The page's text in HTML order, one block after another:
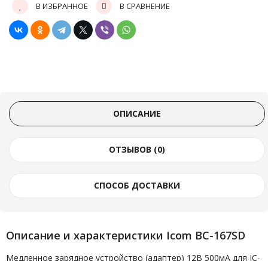
В ИЗБРАННОЕ В СРАВНЕНИЕ
ОПИСАНИЕ
ОТЗЫВОВ (0)
СПОСОБ ДОСТАВКИ
Описание и характеристики Icom BC-167SD
Медленное зарядное устройство (адаптер) 12В 500мА для IC-